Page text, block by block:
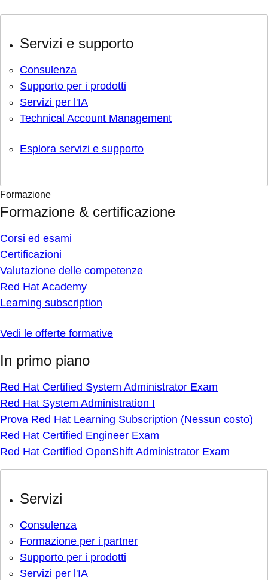
Servizi e supporto
Consulenza
Supporto per i prodotti
Servizi per l'IA
Technical Account Management
Esplora servizi e supporto
Formazione
Formazione & certificazione
Corsi ed esami
Certificazioni
Valutazione delle competenze
Red Hat Academy
Learning subscription
Vedi le offerte formative
In primo piano
Red Hat Certified System Administrator Exam
Red Hat System Administration I
Prova Red Hat Learning Subscription (Nessun costo)
Red Hat Certified Engineer Exam
Red Hat Certified OpenShift Administrator Exam
Servizi
Consulenza
Formazione per i partner
Supporto per i prodotti
Servizi per l'IA